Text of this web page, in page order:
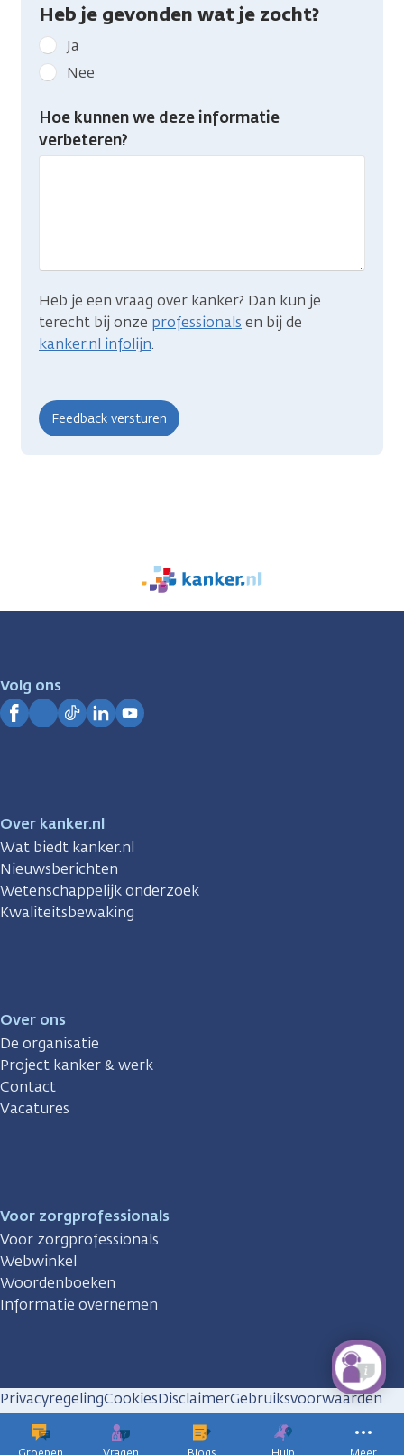
Heb je gevonden wat je zocht?
Geef
kanker.nl
feedback:
Heb
gevonden
Ja
Nee
Hoe kunnen we deze informatie
verbeteren?
Heb je een vraag over kanker? Dan kun je
terecht bij onze professionals en bij de
kanker.nl infolijn.
We
zijn
Volg ons
Over kanker.nl
Wat biedt kanker.nl
Nieuwsberichten
Wetenschappelijk onderzoek
Kwaliteitsbewaking
Over ons
De organisatie
Project kanker & werk
Contact
Vacatures
Voor zorgprofessionals
Voor zorgprofessionals
Webwinkel
Woordenboeken
Informatie overnemen
PrivacyregelingCookiesDisclaimerGebruiksvoorwaarden
Huisregels